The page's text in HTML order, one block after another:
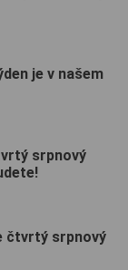
je v našem
srpnový
čtvrtý srpnový